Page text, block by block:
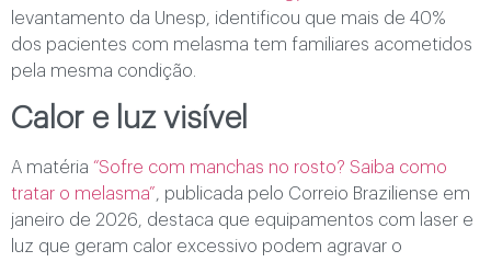
levantamento da Unesp, identificou que mais de 40%
dos pacientes com melasma tem familiares acometidos
pela mesma condição.
Calor e luz visível
A matéria “Sofre com manchas no rosto? Saiba como
tratar o melasma” , publicada pelo Correio Braziliense em
janeiro de 2026, destaca que equipamentos com laser e
luz que geram calor excessivo podem agravar o